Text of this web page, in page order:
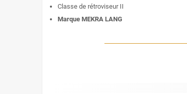
Classe de rétroviseur II
Marque MEKRA LANG